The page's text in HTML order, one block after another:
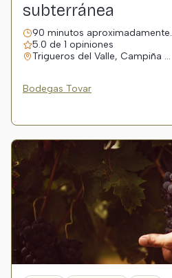
subterránea
90 minutos aproximadamente.
5.0 de 1 opiniones
Trigueros del Valle, Campiña …
Bodegas Tovar